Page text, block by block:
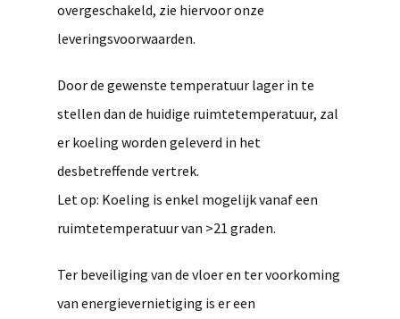
overgeschakeld, zie hiervoor onze
leveringsvoorwaarden.
Door de gewenste temperatuur lager in te
stellen dan de huidige ruimtetemperatuur, zal
er koeling worden geleverd in het
desbetreffende vertrek.
Let op: Koeling is enkel mogelijk vanaf een
ruimtetemperatuur van >21 graden.
Ter beveiliging van de vloer en ter voorkoming
van energievernietiging is er een